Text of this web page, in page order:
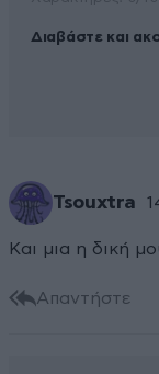
Διαβάστε και
Tsouxtra
Και μια η δική
Απαντήστε